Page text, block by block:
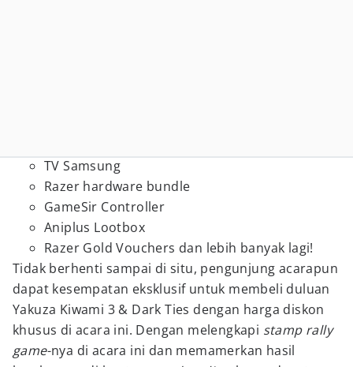
TV Samsung
Razer hardware bundle
GameSir Controller
Aniplus Lootbox
Razer Gold Vouchers dan lebih banyak lagi!
Tidak berhenti sampai di situ, pengunjung acarapun
dapat kesempatan eksklusif untuk membeli duluan
Yakuza Kiwami 3 & Dark Ties dengan harga diskon
khusus di acara ini. Dengan melengkapi stamp rally
game-nya di acara ini dan memamerkan hasil